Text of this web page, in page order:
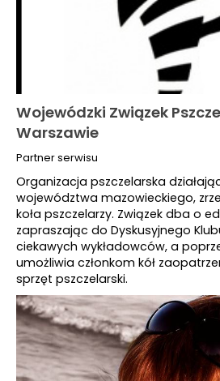
Wojewódzki Związek
Warszawie
Partner serwisu
Organizacja pszczelarska
województwa mazowieckiego,
koła pszczelarzy. Związek dba o
zapraszając do Dyskusyjnego
ciekawych wykładowców, a
umożliwia członkom kół
sprzęt pszczelarski.